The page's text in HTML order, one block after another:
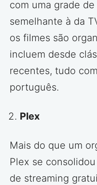
com uma grade
semelhante à da
os filmes são
incluem desde
recentes, tudo
português.
Plex
Mais do que um
Plex se
de streaming